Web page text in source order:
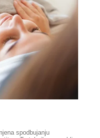
spodbujanju